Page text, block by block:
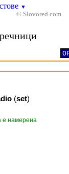
▼
© Slovored.com
(set)
е намерена